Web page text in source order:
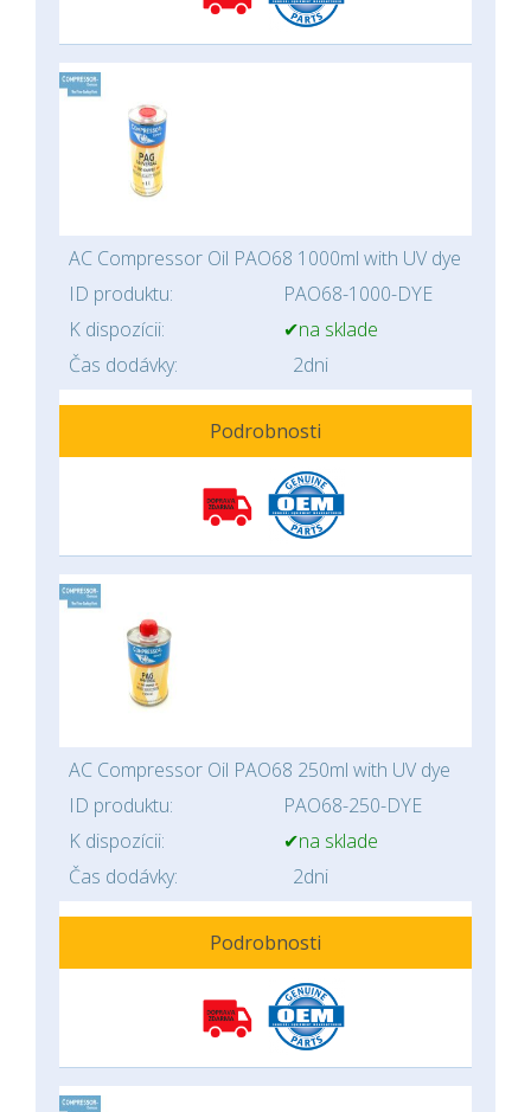
AC Compressor Oil PAO68 1000ml with UV dye
ID produktu:
PAO68-1000-DYE
K dispozícii:
✔na sklade
Čas dodávky:
2dni
Podrobnosti
AC Compressor Oil PAO68 250ml with UV dye
ID produktu:
PAO68-250-DYE
K dispozícii:
✔na sklade
Čas dodávky:
2dni
Podrobnosti